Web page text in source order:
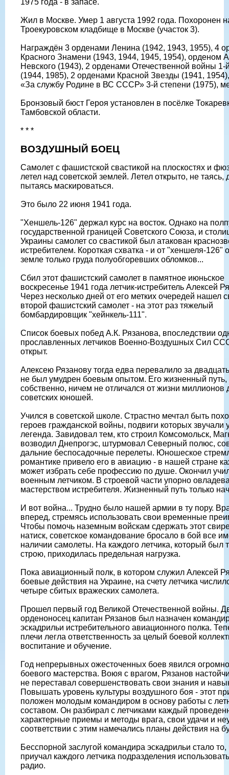
1975 года - в запасе.
Жил в Москве. Умер 1 августа 1992 года. Похоронен
Троекуровском кладбище в Москве (участок 3).
Награждён 3 орденами Ленина (1942, 1943, 1955), 4
Красного Знамени (1943, 1944, 1945, 1954), орденом
Невского (1943), 2 орденами Отечественной войны 1-
(1944, 1985), 2 орденами Красной Звезды (1941,
«За службу Родине в ВС СССР» 3-й степени (1975),
Бронзовый бюст Героя установлен в посёлке
Тамбовской области.
* * *
ВОЗДУШНЫЙ БОЕЦ
Самолет с фашистской свастикой на плоскостях и
летел над советской землей. Летел открыто, не таясь,
пытаясь маскироваться.
Это было 22 июня 1941 года.
"Хеншель-126" держал курс на восток. Однако на
государственной границей Советского Союза, и
Украины самолет со свастикой был атакован
истребителем. Короткая схватка - и от "хеншеля-126"
земле только груда полуобгоревших обломков...
Сбил этот фашистский самолет в памятное июньское
воскресенье 1941 года летчик-истребитель Алексей
Через несколько дней от его метких очередей нашел
второй фашистский самолет - на этот раз тяжелый
бомбардировщик "хейнкель-111".
Список боевых побед А.К. Рязанова, впоследствии
прославленных летчиков Военно-Воздушных Сил
открыт.
Алексею Рязанову тогда едва перевалило за
не был умудрен боевым опытом. Его жизненный путь,
собственно, ничем не отличался от жизни миллионов
советских юношей.
Учился в советской школе. Страстно мечтал быть
героев гражданской войны, подвиги которых звучали
легенда. Завидовал тем, кто строил Комсомольск,
возводил Днепрогэс, штурмовал Северный полюс,
дальние беспосадочные перелеты. Юношеское
романтике привело его в авиацию - в нашей стране
может избрать себе профессию по душе. Окончил
военным летчиком. В строевой части упорно
мастерством истребителя. Жизненный путь только
И вот война... Трудно было нашей армии в ту пору.
вперед, стремясь использовать свои временные
Чтобы помочь наземным войскам сдержать этот
натиск, советское командование бросало в бой все
наличии самолеты. На каждого летчика, который был
строю, приходилась предельная нагрузка.
Пока авиационный полк, в котором служил Алексей
боевые действия на Украине, на счету летчика
четыре сбитых вражеских самолета.
Прошел первый год Великой Отечественной войны.
орденоносец капитан Рязанов был назначен
эскадрильи истребительного авиационного полка.
плечи легла ответственность за целый боевой
воспитание и обучение.
Год непрерывных ожесточенных боев явился
боевого мастерства. Воюя с врагом, Рязанов
не переставал совершенствовать свои знания и
Повышать уровень культуры воздушного боя - этот
положен молодым командиром в основу работы с
составом. Он разбирал с летчиками каждый
характерные приемы и методы врага, свои удачи и
соответствии с этим намечались планы действия на
Бесспорной заслугой командира эскадрильи стало то,
приучал каждого летчика подразделения
радио.